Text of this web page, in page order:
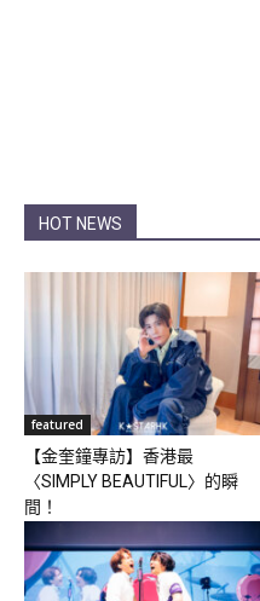
HOT NEWS
featured
【金奎鐘專訪】香港最
〈SIMPLY BEAUTIFUL〉的瞬
間！